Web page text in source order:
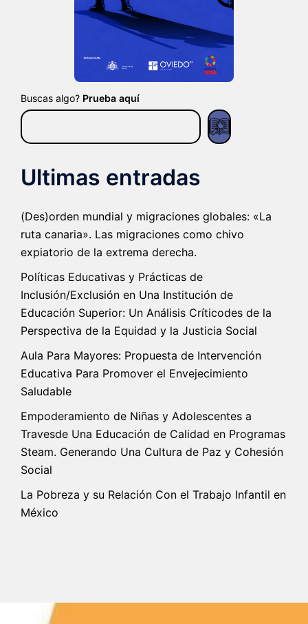
Buscas algo? Prueba aquí
Ultimas entradas
(Des)orden mundial y migraciones globales: «La
ruta canaria». Las migraciones como chivo
expiatorio de la extrema derecha.
Políticas Educativas y Prácticas de
Inclusión/Exclusión en Una Institución de
Educación Superior: Un Análisis Críticodes de la
Perspectiva de la Equidad y la Justicia Social
Aula Para Mayores: Propuesta de Intervención
Educativa Para Promover el Envejecimiento
Saludable
Empoderamiento de Niñas y Adolescentes a
Travesde Una Educación de Calidad en Programas
Steam. Generando Una Cultura de Paz y Cohesión
Social
La Pobreza y su Relación Con el Trabajo Infantil en
México